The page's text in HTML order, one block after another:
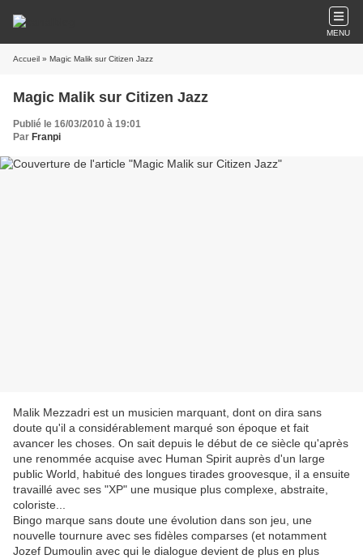
MENU
Accueil » Magic Malik sur Citizen Jazz
Magic Malik sur Citizen Jazz
Publié le 16/03/2010 à 19:01
Par Franpi
Malik Mezzadri est un musicien marquant, dont on dira sans
doute qu'il a considérablement marqué son époque et fait
avancer les choses. On sait depuis le début de ce siècle qu'après
une renommée acquise avec Human Spirit auprès d'un large
public World, habitué des longues tirades groovesque, il a ensuite
travaillé avec ses "XP" une musique plus complexe, abstraite,
coloriste...
Bingo marque sans doute une évolution dans son jeu, une
nouvelle tournure avec ses fidèles comparses (et notamment
Jozef Dumoulin avec qui le dialogue devient de plus en plus